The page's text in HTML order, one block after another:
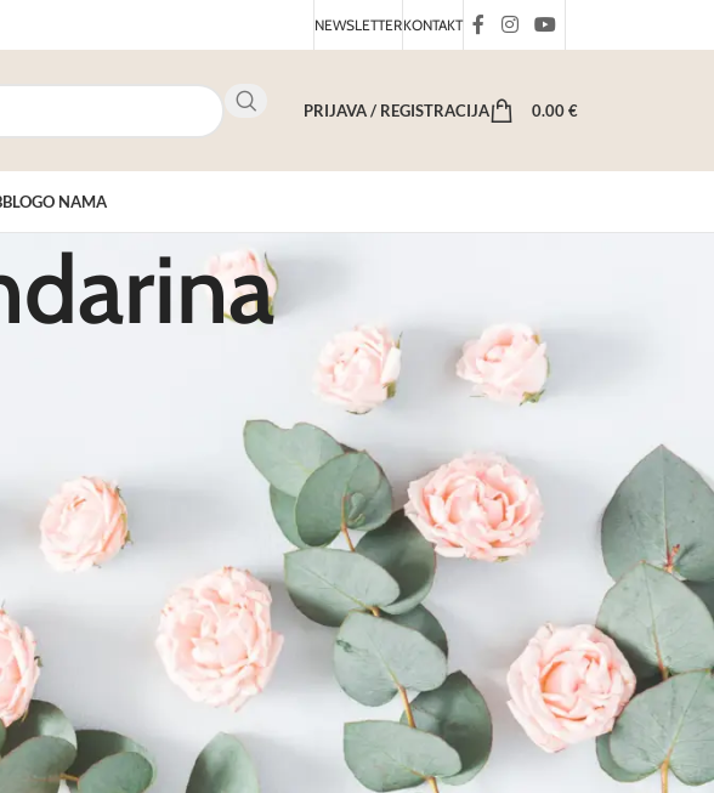
NEWSLETTERKONTAKT
PRIJAVA / REGISTRACIJA 0.00€
BLOGO NAMA